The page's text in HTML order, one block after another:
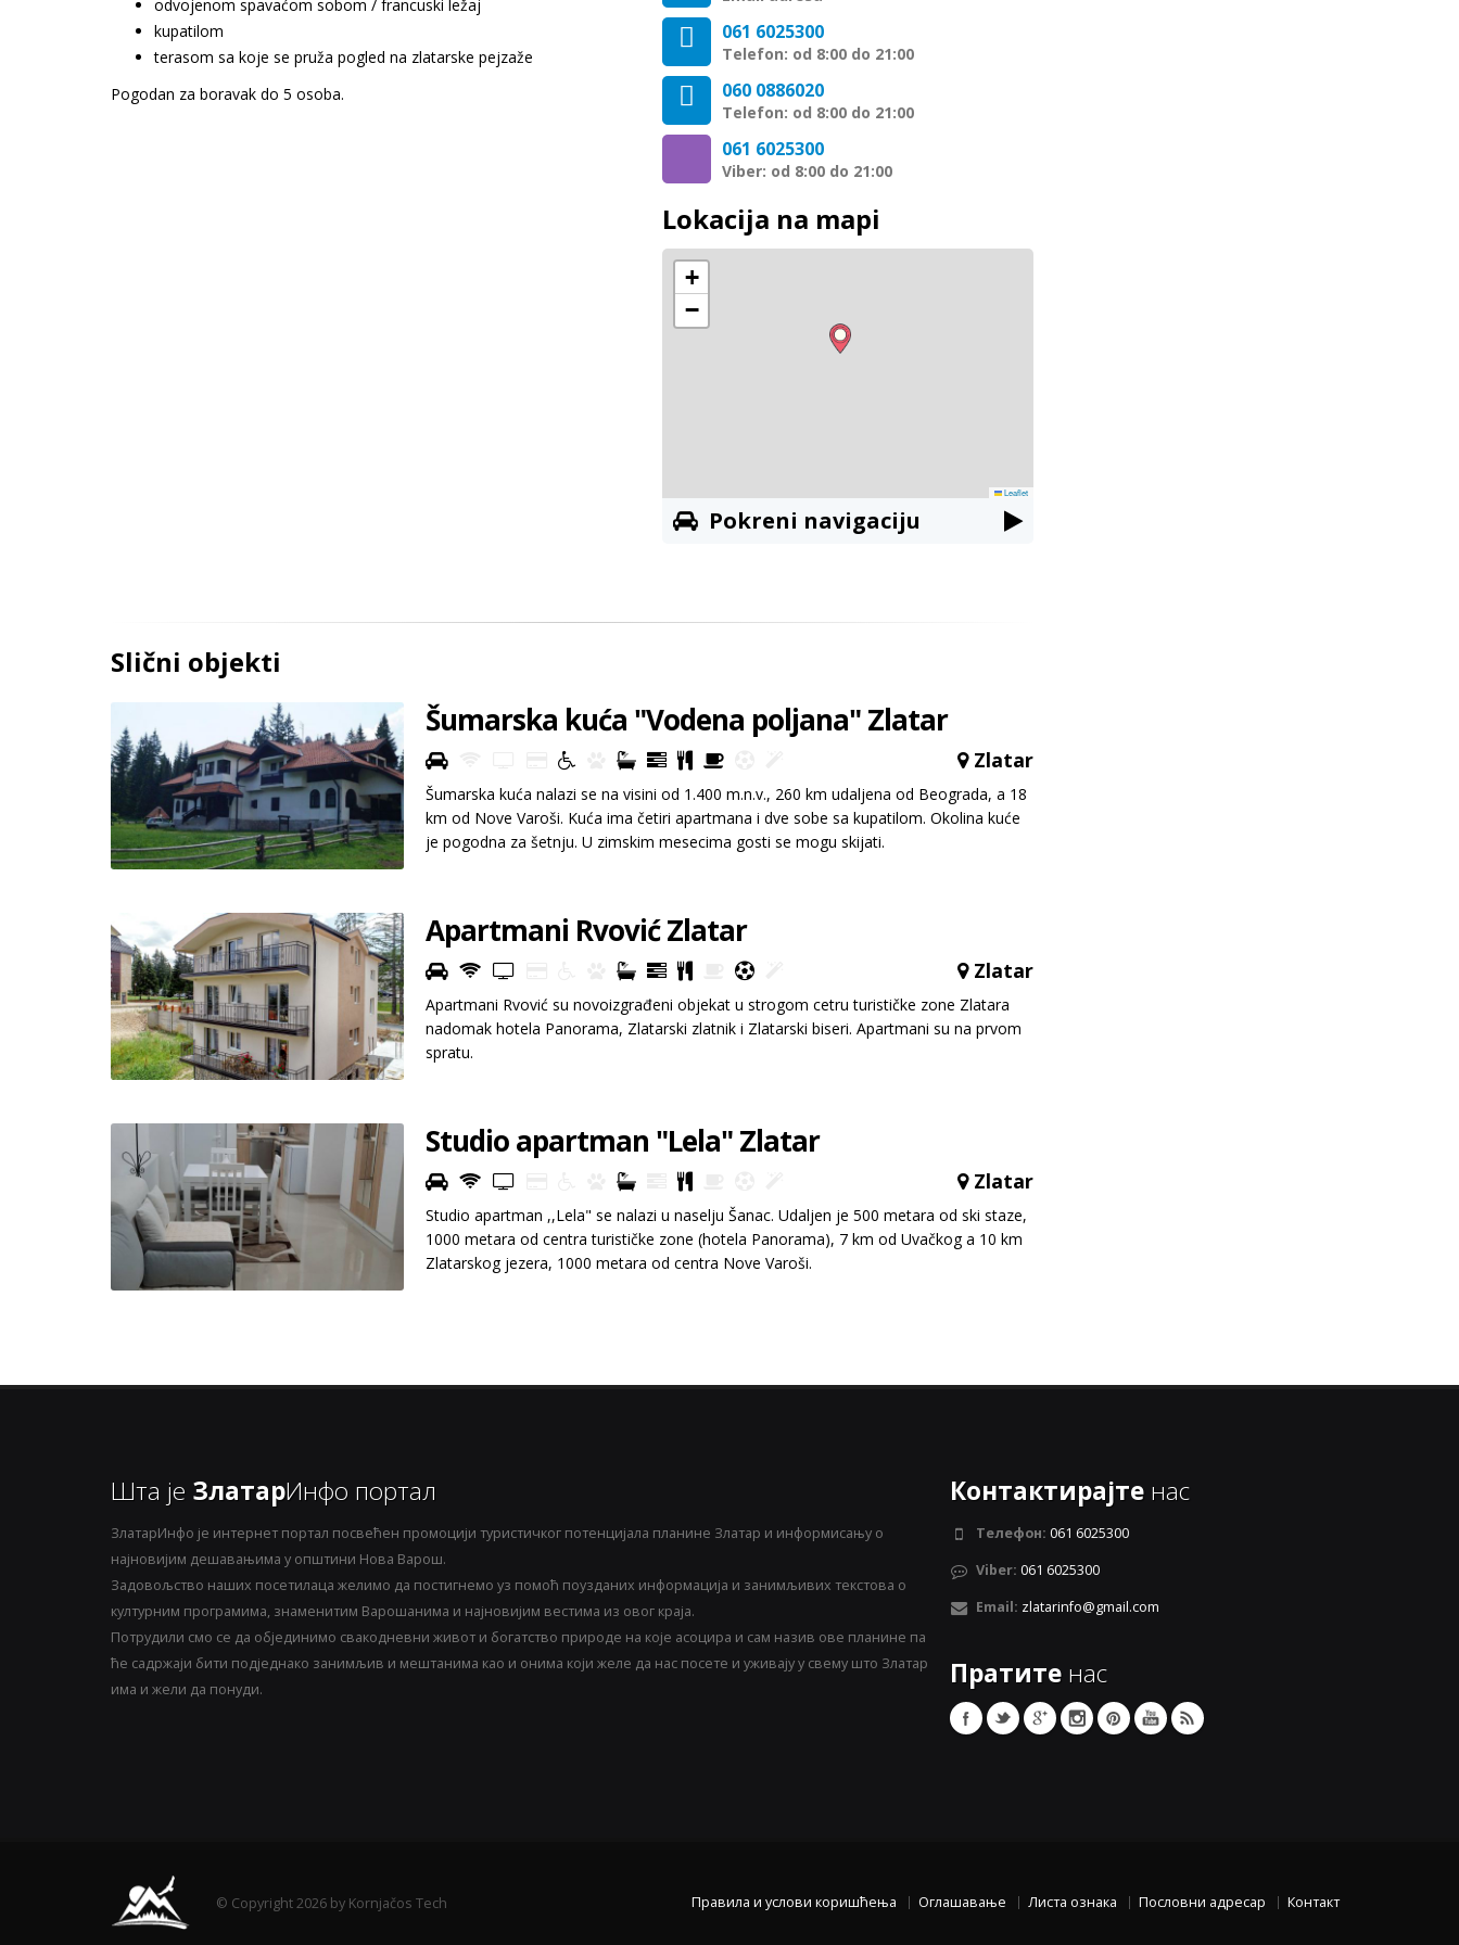
odvojenom spavaćom sobom / francuski ležaj
kupatilom
terasom sa koje se pruža pogled na zlatarske pejzaže
Pogodan za boravak do 5 osoba.
061 6025300
Telefon: od 8:00 do 21:00
060 0886020
Telefon: od 8:00 do 21:00
061 6025300
Viber: od 8:00 do 21:00
Lokacija na mapi
+
−
Leaflet
Pokreni navigaciju
Slični objekti
Šumarska kuća "Vodena poljana" Zlatar
Zlatar
Šumarska kuća nalazi se na visini od 1.400 m.n.v., 260 km udaljena od Beograda, a 18
km od Nove Varoši. Kuća ima četiri apartmana i dve sobe sa kupatilom. Okolina kuće
je pogodna za šetnju. U zimskim mesecima gosti se mogu skijati.
Apartmani Rvović Zlatar
Zlatar
Apartmani Rvović su novoizgrađeni objekat u strogom cetru turističke zone Zlatara
nadomak hotela Panorama, Zlatarski zlatnik i Zlatarski biseri. Apartmani su na prvom
spratu.
Studio apartman "Lela" Zlatar
Zlatar
Studio apartman ,,Lela" se nalazi u naselju Šanac. Udaljen je 500 metara od ski staze,
1000 metara od centra turističke zone (hotela Panorama), 7 km od Uvačkog a 10 km
Zlatarskog jezera, 1000 metara od centra Nove Varoši.
Шта је ЗлатарИнфо портал
ЗлатарИнфо је интернет портал посвећен промоцији туристичког потенцијала планине Златар и информисању о
најновијим дешавањима у општини Нова Варош.
Задовољство наших посетилаца желимо да постигнемо уз помоћ поузданих информација и занимљивих текстова о
културним програмима, знаменитим Варошанима и најновијим вестима из овог краја.
Потрудили смо се да објединимо свакодневни живот и богатство природе на које асоцира и сам назив ове планине па
ће садржаји бити подједнако занимљив и мештанима као и онима који желе да нас посете и уживају у свему што Златар
има и жели да понуди.
Контактирајте нас
Телефон: 061 6025300
Viber: 061 6025300
Email: zlatarinfo@gmail.com
Пратите нас
© Copyright 2026 by Kornjačos Tech Правила и услови коришћења Оглашавање Листа ознака Пословни адресар Контакт